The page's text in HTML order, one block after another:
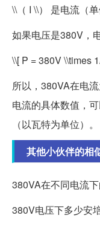
\\（ I \\） 是电流（
如果电压是380V，
\\[ P = 380V \\times
所以，380VA在电
电流的具体数值，
（以瓦特为单位）。
其他小伙伴的相
380VA在不同电流
380V电压下多少安